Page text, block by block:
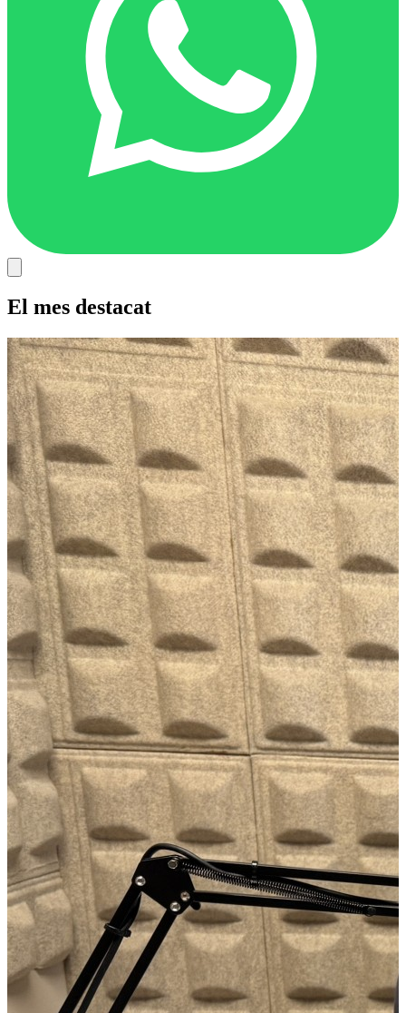
El mes destacat